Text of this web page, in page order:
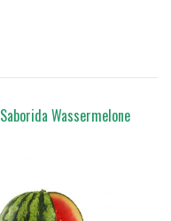
Saborida Wassermelone